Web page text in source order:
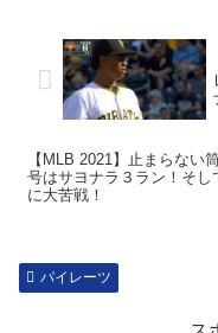
【MLB 2021】止まらない
号はサヨナラ３ラン！そし
に大苦戦！
パイレーツ